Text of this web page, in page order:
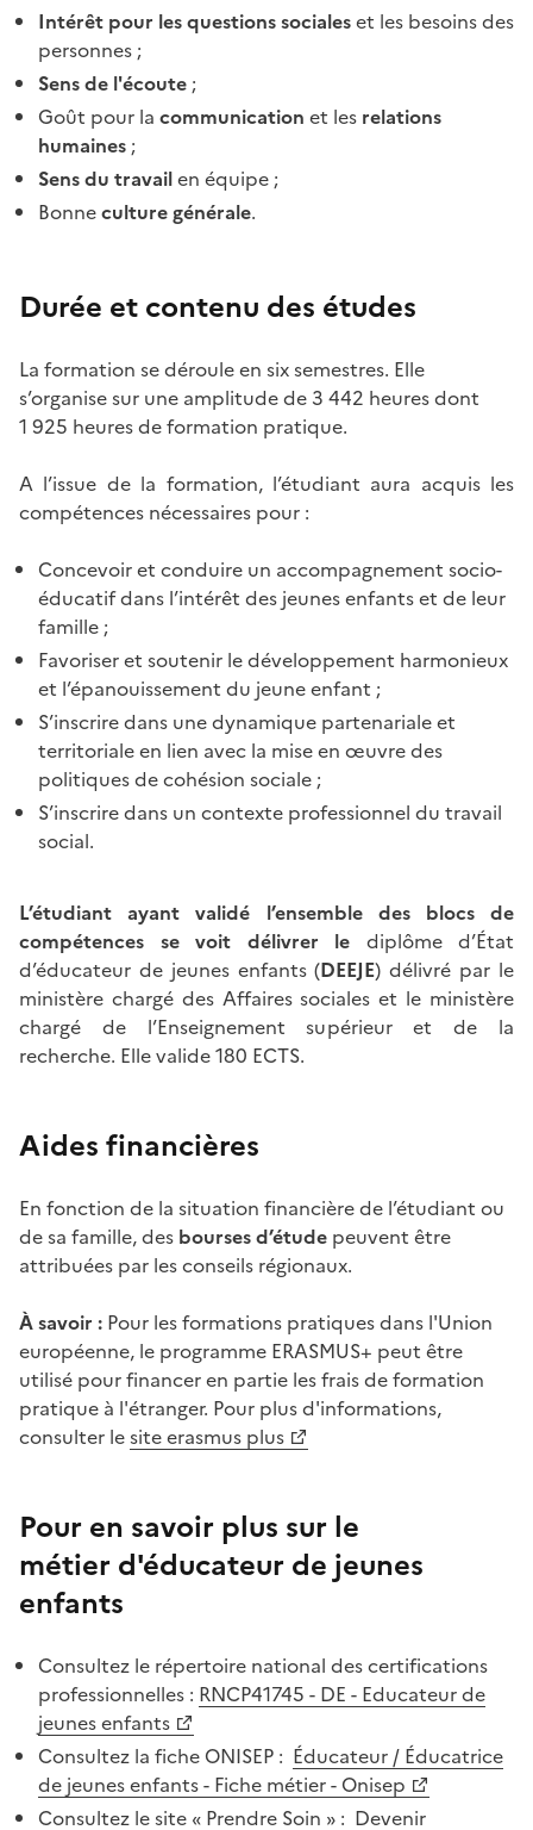
Intérêt pour les questions socialeset les besoins des
personnes ;
Sens de l'écoute ;
Goût pour la communication et les relations
humaines ;
Sens du travailen équipe ;
Bonneculture générale.
Durée et contenu des études
La formation se déroule en six semestres. Elle
s’organise sur une amplitude de 3 442 heures dont
1 925 heures de formation pratique.
A l’issue de la formation, l’étudiant aura acquis les
compétences nécessaires pour :
Concevoir et conduire un accompagnement socio-
éducatif dans l’intérêt des jeunes enfants et de leur
famille ;
Favoriser et soutenir le développement harmonieux
et l’épanouissement du jeune enfant ;
S’inscrire dans une dynamique partenariale et
territoriale en lien avec la mise en œuvre des
politiques de cohésion sociale ;
S’inscrire dans un contexte professionnel du travail
social.
L’étudiant ayant validé l’ensemble des blocs de
compétences se voit délivrer le diplôme d’État
d’éducateur de jeunes enfants (DEEJE) délivré par le
ministère chargé des Affaires sociales et le ministère
chargé de l’Enseignement supérieur et de la
recherche. Elle valide 180 ECTS.
Aides financières
En fonction de la situation financière de l’étudiant ou
de sa famille, des bourses d’étude peuvent être
attribuées par les conseils régionaux.
À savoir : Pour les formations pratiques dans l'Union
européenne, le programme ERASMUS+ peut être
utilisé pour financer en partie les frais de formation
pratique à l'étranger. Pour plus d'informations,
consulter lesite erasmus plus
Pour en savoir plus sur le
métier d'éducateur de jeunes
enfants
Consultez le répertoire national des certifications
professionnelles : RNCP41745 - DE - Educateur de
jeunes enfants
Consultez la fiche ONISEP : Éducateur / Éducatrice
de jeunes enfants - Fiche métier - Onisep
Consultez le site « Prendre Soin » : Devenir